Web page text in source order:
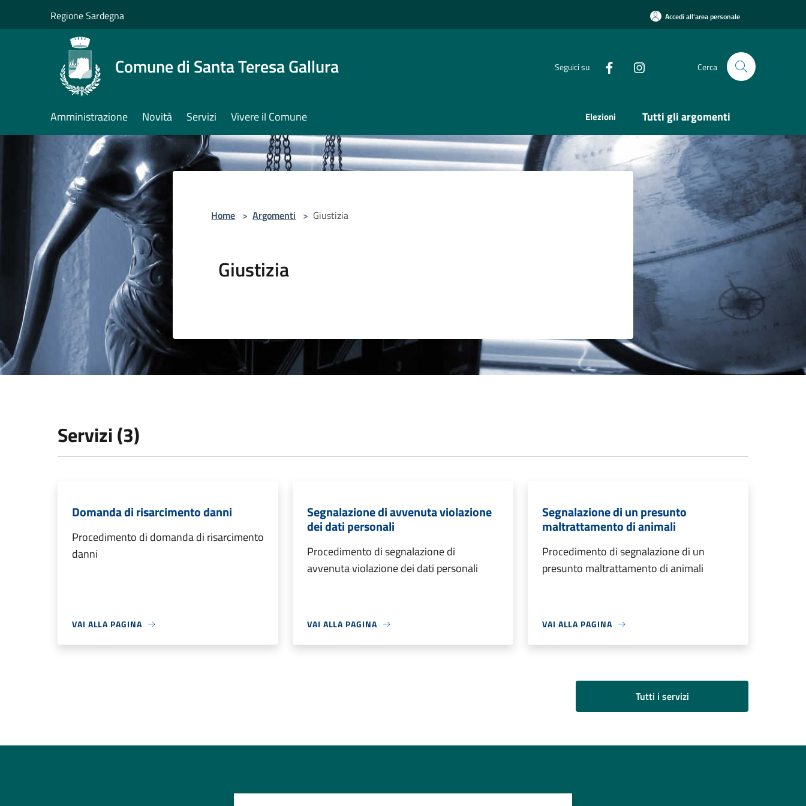
Regione Sardegna Accedi all'area personale
Comune di Santa Teresa Gallura Seguici su Cerca
Amministrazione Novità Servizi Vivere il Comune Elezioni Tutti gli argomenti
Home > Argomenti > Giustizia
Giustizia
Servizi (3)
Domanda di risarcimento danni
Procedimento di domanda di risarcimento
danni
VAI ALLA PAGINA
Segnalazione di avvenuta violazione
dei dati personali
Procedimento di segnalazione di
avvenuta violazione dei dati personali
VAI ALLA PAGINA
Segnalazione di un presunto
maltrattamento di animali
Procedimento di segnalazione di un
presunto maltrattamento di animali
VAI ALLA PAGINA
Tutti i servizi